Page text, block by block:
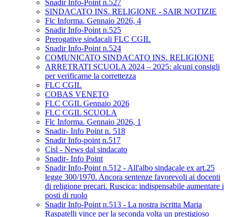
Snadir Info-Point n.527
SINDACATO INS. RELIGIONE - SAIR NOTIZIE
Flc Informa. Gennaio 2026, 4
Snadir Info-Point n.525
Prerogative sindacali FLC CGIL
Snadir Info-Point n.524
COMUNICATO SINDACATO INS. RELIGIONE
ARRETRATI SCUOLA 2024 – 2025: alcuni consigli
per verificarne la correttezza
FLC CGIL
COBAS VENETO
FLC CGIL Gennaio 2026
FLC CGIL SCUOLA
Flc Informa. Gennaio 2026, 1
Snadir- Info Point n. 518
Snadir Info-point n.517
Cisl - News dal sindacato
Snadir- Info Point
Snadir Info-Point n.512 - All'albo sindacale ex art.25
legge 300/1970. Ancora sentenze favorevoli ai docenti
di religione precari. Ruscica: indispensabile aumentare i
posti di ruolo
Snadir Info-Point n.513 - La nostra iscritta Maria
Raspatelli vince per la seconda volta un prestigioso